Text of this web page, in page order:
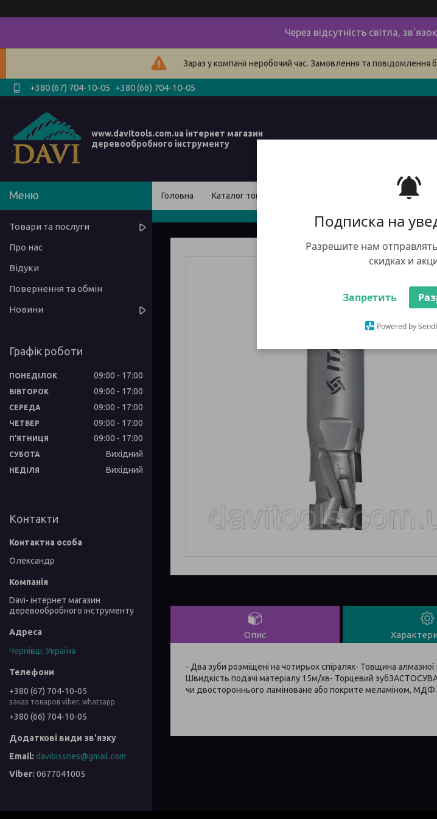
Подписка на
Разрешите нам
скидках и
Запретить
Powered by
Через відсутність світла,
Зараз у компанії неробочий час. Замовлення та
+380 (67) 704-10-05 +380 (66) 704-10-05
www.davitools.com.ua інтернет магазин
деревообробного інструменту
Головна Каталог товарів наші контакти
Опис
- Два зуби розміщені на чотирьох спіралях- Товщина
Швидкість подачі матеріалу 15м/хв- Торцевий
чи двостороннього ламіноване або покрите меламіном, МДФ.
Товари та послуги
Про нас
Відуки
Повернення та обмін
Новини
Графік роботи
ПОНЕДІЛОК 09:00 17:00
ВІВТОРОК 09:00 17:00
СЕРЕДА 09:00 17:00
ЧЕТВЕР 09:00 17:00
ПʼЯТНИЦЯ 09:00 17:00
СУБОТА Вихідний
НЕДІЛЯ Вихідний
Контакти
Олександр
Davi- інтернет магазин
деревообробного інструменту
Чернівці, Україна
+380 (67) 704-10-05
заказ товаров viber. whatsapp
+380 (66) 704-10-05
davibissnes@gmail.com
0677041005